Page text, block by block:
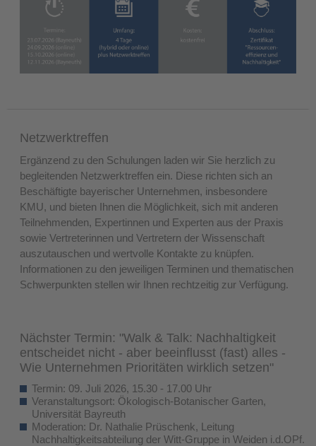
Netzwerktreffen
Ergänzend zu den Schulungen laden wir Sie herzlich zu
begleitenden Netzwerktreffen ein. Diese richten sich an
Beschäftigte bayerischer Unternehmen, insbesondere
KMU, und bieten Ihnen die Möglichkeit, sich mit anderen
Teilnehmenden, Expertinnen und Experten aus der Praxis
sowie Vertreterinnen und Vertretern der Wissenschaft
auszutauschen und wertvolle Kontakte zu knüpfen.
Informationen zu den jeweiligen Terminen und thematischen
Schwerpunkten stellen wir Ihnen rechtzeitig zur Verfügung.
Nächster Termin: "Walk & Talk: Nachhaltigkeit
entscheidet nicht - aber beeinflusst (fast) alles -
Wie Unternehmen Prioritäten wirklich setzen"
Termin: 09. Juli 2026, 15.30 - 17.00 Uhr
Veranstaltungsort: Ökologisch-Botanischer Garten,
Universität Bayreuth
Moderation: Dr. Nathalie Prüschenk, Leitung
Nachhaltigkeitsabteilung der Witt-Gruppe in Weiden i.d.OPf.